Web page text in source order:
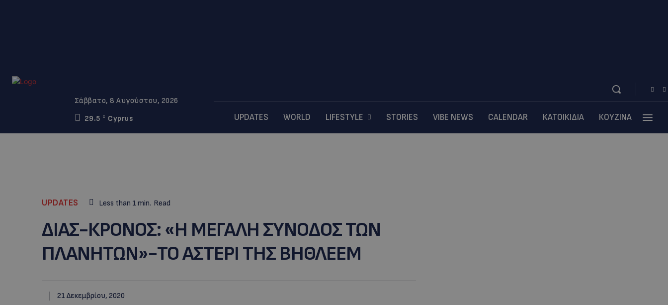
Σάββατο, 8 Αυγούστου, 2026
29.5
C Cyprus UPDATES WORLD LIFESTYLE STORIES VIBE NEWS CALENDAR ΚΑΤΟΙΚΙΔΙΑ ΚΟΥΖΙΝΑ
UPDATES Less than 1 min. Read
ΔΙΑΣ-ΚΡΟΝΟΣ: «H ΜΕΓΑΛΗ ΣΥΝΟΔΟΣ ΤΩΝ
ΠΛΑΝΗΤΩΝ»-ΤΟ ΑΣΤΕΡΙ ΤΗΣ ΒΗΘΛΕΕΜ
21 Δεκεμβρίου, 2020